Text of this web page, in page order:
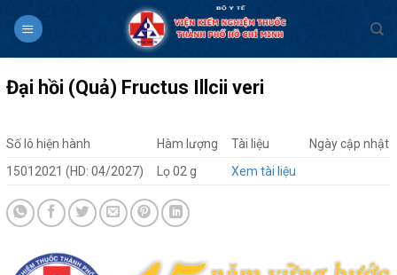
Đại hồi (Quả) Fructus Illcii veri
Số lô hiện hành Hàm lượng Tài liệu
Ngày cập nhật
15012021 (HD: 04/2027)
Lọ 02 g Xem tài liệu